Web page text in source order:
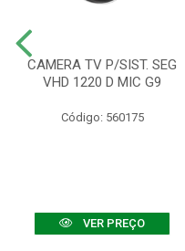
CAMERA TV P/SIST. SEG
VHD 1220 D MIC G9
Código: 560175
VER PREÇO